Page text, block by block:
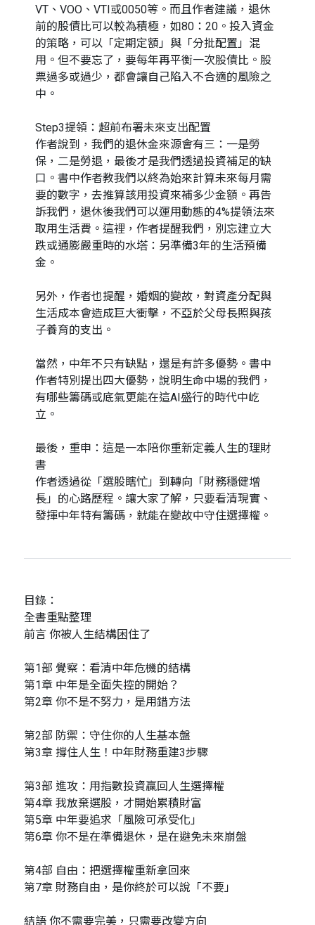
VT、VOO、VTI或0050等。而且作者建議，退休
前的股債比可以較為積極，如80：20。投入資金
的策略，可以「定期定額」與「分批配置」混
用。但不要忘了，要每年再平衡一次股債比。股
票過多或過少，都會讓自己陷入不合適的風險之
中。
Step3提領：超前布署未來支出配置
作者說到，我們的退休金來源會有三：一是勞
保，二是勞退，最後才是我們透過投資補足的缺
口。書中作者教我們以終為始來計算未來每月需
要的數字，去推算該用投資來補多少金額。再告
訴我們，退休後我們可以運用動態的4%提領法來
取用生活費。這裡，作者提醒我們，別忘建立大
跌或通膨嚴重時的水塔：另準備3年的生活預備
金。
另外，作者也提醒，婚姻的變故，對資產分配與
生活成本會造成巨大衝擊，不亞於父母長照與孩
子養育的支出。
當然，中年不只有缺點，還是有許多優勢。書中
作者特別提出四大優勢，說明生命中場的我們，
有哪些籌碼或底氣更能在這AI盛行的時代中屹
立。
最後，重申：這是一本陪你重新定義人生的理財
書
作者透過從「選股瞎忙」到轉向「財務穩健增
長」的心路歷程。讓大家了解，只要看清現實、
發揮中年特有籌碼，就能在變故中守住選擇權。
目錄：
全書重點整理
前言 你被人生結構困住了
第1部 覺察：看清中年危機的結構
第1章 中年是全面失控的開始？
第2章 你不是不努力，是用錯方法
第2部 防禦：守住你的人生基本盤
第3章 撐住人生！中年財務重建3步驟
第3部 進攻：用指數投資贏回人生選擇權
第4章 我放棄選股，才開始累積財富
第5章 中年要追求「風險可承受化」
第6章 你不是在準備退休，是在避免未來崩盤
第4部 自由：把選擇權重新拿回來
第7章 財務自由，是你終於可以說「不要」
結語 你不需要完美，只需要改變方向